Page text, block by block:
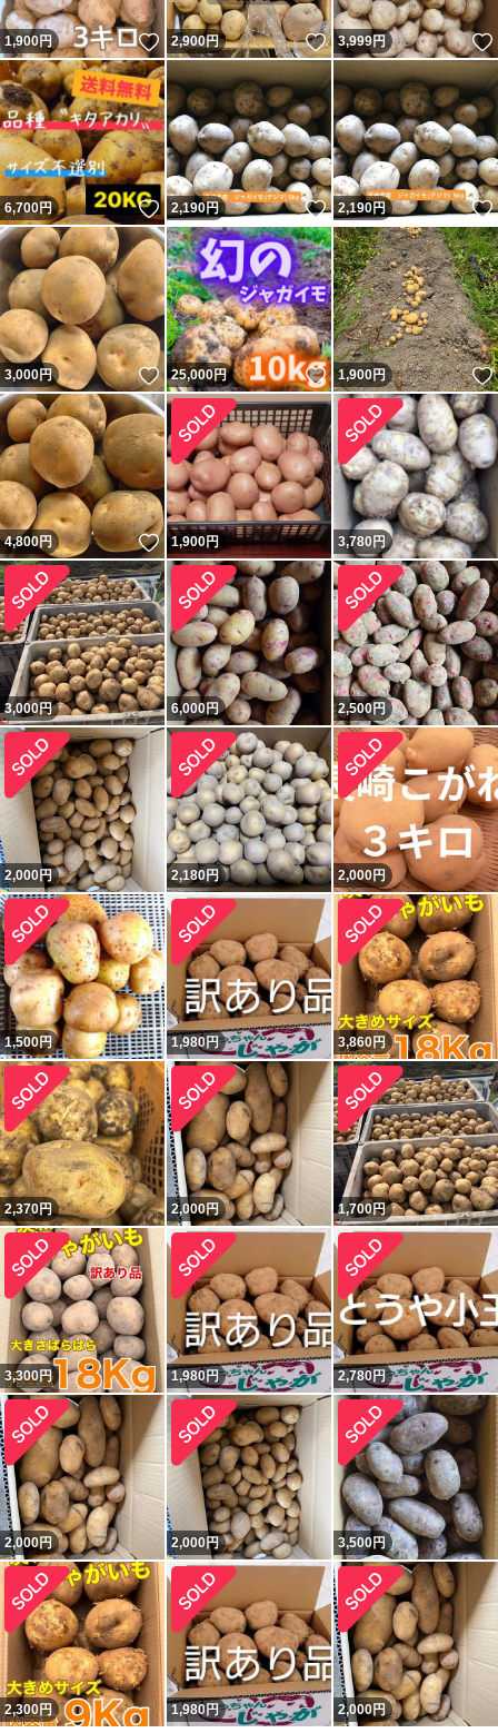
1,900円 いいね！
2,900円 いいね！
3,999円
6,700円 いいね！
2,190円 いいね！
2,190円
3,000円 いいね！
25,000円 いいね！
1,900円
4,800円 いいね！
1,900円 3,780円
3,000円 6,000円 2,500円
2,000円 2,180円 2,000円
1,500円 1,980円 3,860円
2,370円 2,000円 1,700円
3,300円 1,980円 2,780円
2,000円 2,000円 3,500円
2,300円 1,980円 2,000円